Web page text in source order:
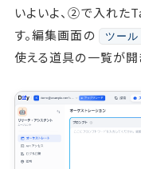
いよいよ、②で入れた
す。編集画面の
ツール
使える道具の一覧が開